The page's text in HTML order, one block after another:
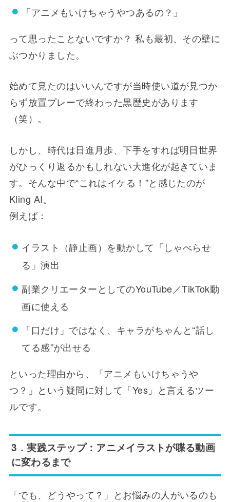
「アニメもいけちゃうやつあるの？」
って思ったことないですか？ 私も最初、その壁に
ぶつかりました。
始めて見たのはいいんですが当時使い道が見つか
らず放置プレーで終わった黒歴史があります
（笑）。
しかし、時代は日進月歩、下手をすれば明日世界
がひっくり返るかもしれない大進化が起きていま
す。そんな中で“これはイケる！”と感じたのが
Kling AI。
例えば：
イラスト（静止画）を動かして「しゃべらせ
る」演出
副業クリエーターとしてのYouTube／TikTok動
画に使える
「口だけ」ではなく、キャラがちゃんと“話し
てる感”が出せる
といった理由から、「アニメもいけちゃうや
つ？」という疑問に対して「Yes」と言えるツー
ルです。
3．実践ステップ：アニメイラストが喋る動画
に変わるまで
「でも、どうやって？」とお悩みの人がいるのも